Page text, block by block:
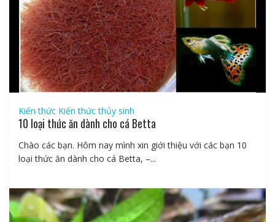
Kiến thức Kiến thức thủy sinh
10 loại thức ăn dành cho cá Betta
Chào các bạn. Hôm nay mình xin giới thiệu với các bạn 10
loại thức ăn dành cho cá Betta, –...